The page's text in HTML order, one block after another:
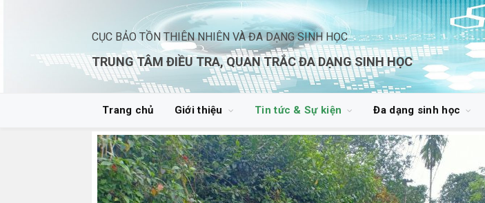
CỤC BẢO TỒN THIÊN NHIÊN VÀ ĐA DẠNG SINH HỌC
TRUNG TÂM ĐIỀU TRA, QUAN TRẮC ĐA DẠNG SINH HỌC
Trang chủ Giới thiệu Tin tức & Sự kiện Đa dạng sinh học